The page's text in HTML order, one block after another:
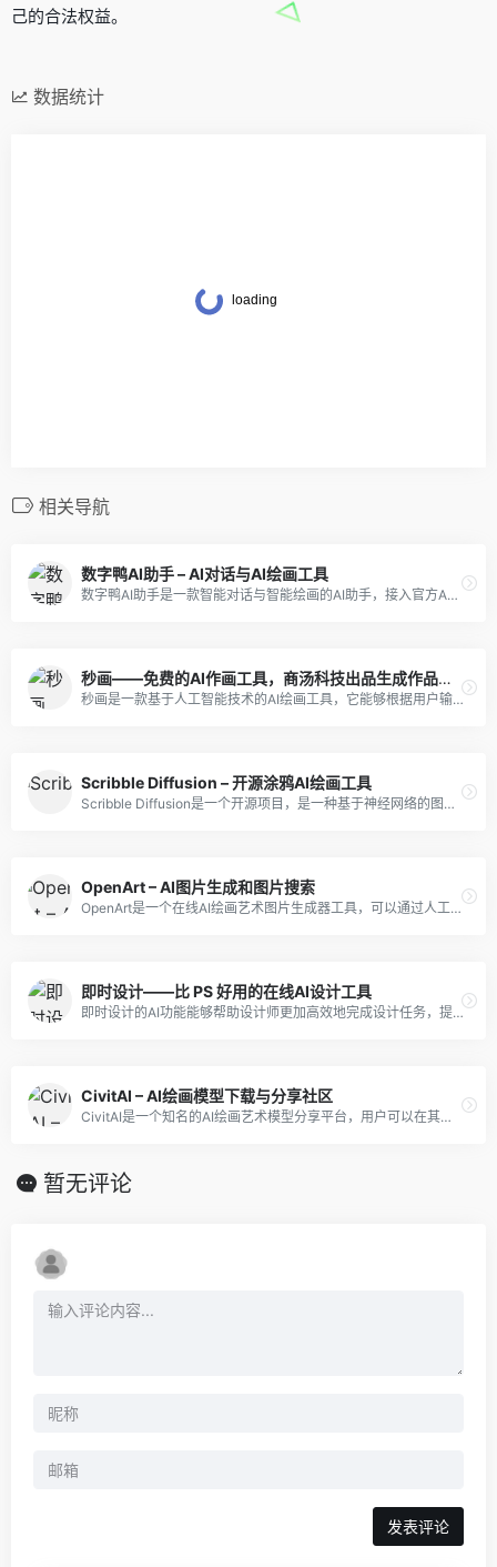
己的合法权益。
数据统计
相关导航
数字鸭AI助手 – AI对话与AI绘画工具
数字鸭AI助手是一款智能对话与智能绘画的AI助手，接入官方API和官方midjourney最新版本模型。
秒画——免费的AI作画工具，商汤科技出品生成作品超快！
秒画是一款基于人工智能技术的AI绘画工具，它能够根据用户输入的文字描述，快速生成具有丰富细节和多种绘画风格的图片。
Scribble Diffusion – 开源涂鸦AI绘画工具
Scribble Diffusion是一个开源项目，是一种基于神经网络的图像处理技术，可以接收用户提供的手绘草图或文字，将其转化为精细图像。
OpenArt – AI图片生成和图片搜索
OpenArt是一个在线AI绘画艺术图片生成器工具，可以通过人工智能来创造、编辑和搜索图像。
即时设计——比 PS 好用的在线AI设计工具
即时设计的AI功能能够帮助设计师更加高效地完成设计任务，提高了设计效率和品质。无论是初学者还是专业设计师，都能够通过即时设计的AI功能快速完成设计任务。
CivitAI – AI绘画模型下载与分享社区
CivitAI是一个知名的AI绘画艺术模型分享平台，用户可以在其中浏览、下载、使用各种基于人工智能技术的模型
暂无评论
发表评论